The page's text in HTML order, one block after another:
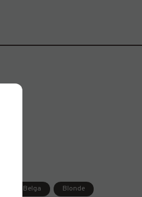
Estilo Belga Blonde